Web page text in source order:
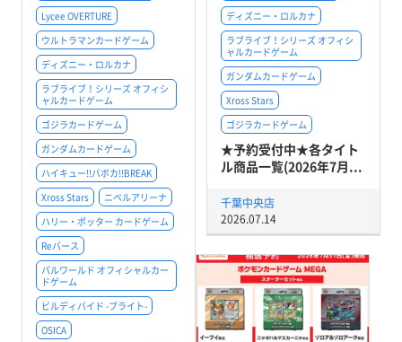
Lycee OVERTURE
ウルトラマンカードゲーム
ディズニー・ロルカナ
ラブライブ！シリーズ オフィシ
ャルカードゲーム
ゴジラカードゲーム
ガンダムカードゲーム
ハイキュー!!バボカ!!BREAK
Xross Stars
ニベルアリーナ
ハリー・ポッター カードゲーム
Reバース
パルワールド オフィシャルカー
ドゲーム
ビルディバイド -ブライト-
OSICA
ディズニー・ロルカナ
ラブライブ！シリーズ オフィシ
ャルカードゲーム
ガンダムカードゲーム
Xross Stars
ゴジラカードゲーム
★予約受付中★各タイト
ル商品一覧(2026年7月...
千葉中央店
2026.07.14